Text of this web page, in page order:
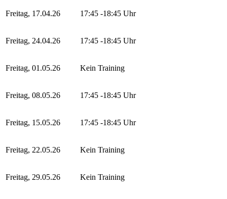
Freitag, 17.04.26 17:45 -18:45 Uhr
Freitag, 24.04.26 17:45 -18:45 Uhr
Freitag, 01.05.26 Kein Training
Freitag, 08.05.26 17:45 -18:45 Uhr
Freitag, 15.05.26 17:45 -18:45 Uhr
Freitag, 22.05.26 Kein Training
Freitag, 29.05.26 Kein Training